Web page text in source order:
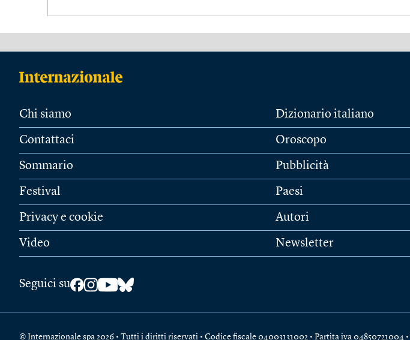
Chi siamo
Contattaci
Sommario
Festival
Privacy e cookie
Video
Dizionario italiano
Oroscopo
Pubblicità
Paesi
Autori
Newsletter
Seguici su
© Internazionale spa 2026 • Tutti i diritti riservati • Codice fiscale 04003131002 • Partita iva 04850721004